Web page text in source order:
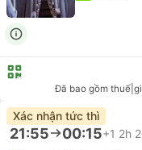
Đã bao gồm thuế
Xác nhận tức thì
21:55 00:15+1 2h